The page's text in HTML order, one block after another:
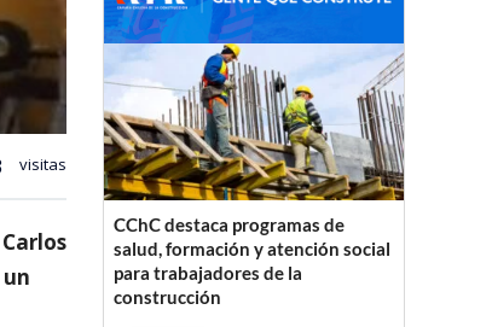
visitas
CChC destaca programas de
salud, formación y atención social
para trabajadores de la
construcción